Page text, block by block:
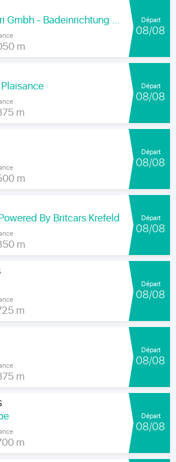
Preis Von Domovari Gmbh - Badeinrichtung Auf Mass
m
Départ
08/08
m
Départ
08/08
m
Départ
08/08
By Britcars Krefeld
m
Départ
08/08
m
Départ
08/08
m
Départ
08/08
m
Départ
08/08